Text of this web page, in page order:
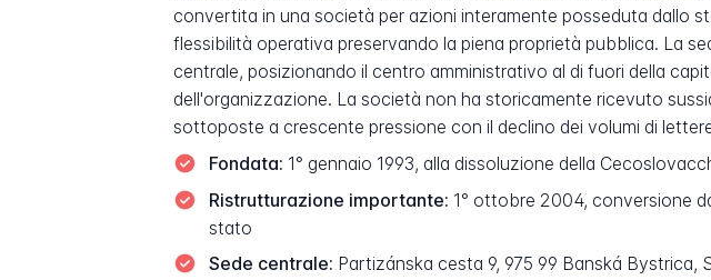
convertita in una società per azioni interamente posseduta dallo
flessibilità operativa preservando la piena proprietà pubblica. La
centrale, posizionando il centro amministrativo al di fuori della
dell'organizzazione. La società non ha storicamente ricevuto
sottoposte a crescente pressione con il declino dei volumi di
Fondata: 1° gennaio 1993, alla dissoluzione della
Ristrutturazione importante: 1° ottobre 2004, conversione
stato
Sede centrale: Partizánska cesta 9, 975 99 Banská Bystrica,